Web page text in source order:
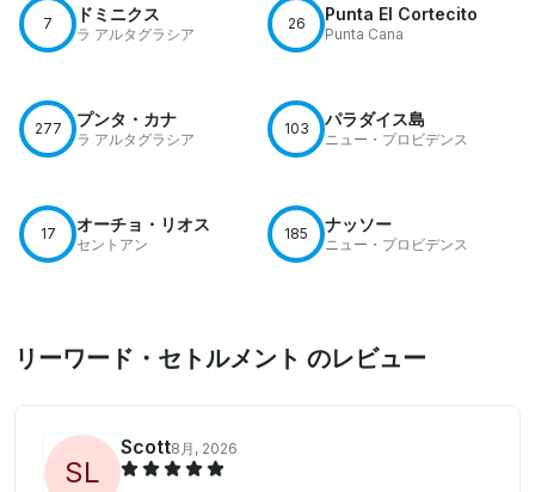
7 ドミニクス
ラ アルタグラシア
26 Punta El Cortecito
Punta Cana
277 プンタ・カナ
ラ アルタグラシア
103 パラダイス島
ニュー・プロビデンス
17 オーチョ・リオス
セントアン
185 ナッソー
ニュー・プロビデンス
リーワード・セトルメント のレビュー
SL
Scott8月, 2026